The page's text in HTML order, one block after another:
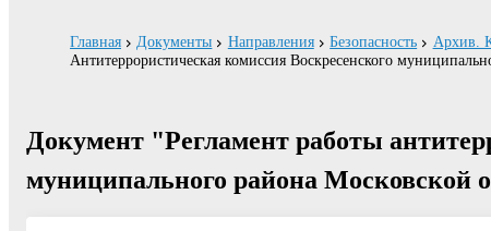
Главная Документы Направления Безопасность
Архив.
Антитеррористическая комиссия Воскресенского
Документ "Регламент работы
муниципального района Московской